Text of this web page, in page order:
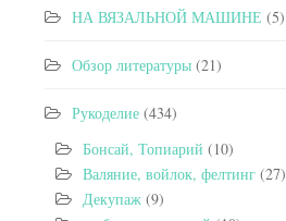
НА ВЯЗАЛЬНОЙ МАШИНЕ (5)
Обзор литературы (21)
Рукоделие (434)
Бонсай, Топиарий (10)
Валяние, войлок, фелтинг (27)
Декупаж (9)